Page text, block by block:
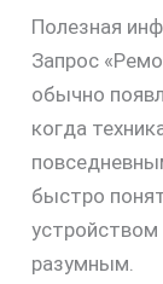
Полезная
Запрос
обычно
когда
быстро
устройством
разумным.